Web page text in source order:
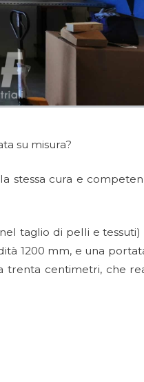
su misura?
stessa cura e
taglio di pelli e
1200 mm, e una
centimetri, che